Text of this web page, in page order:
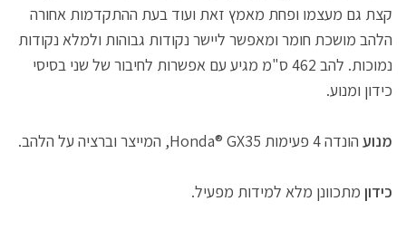
קצת גם מעצמו ופחת מאמץ זאת ועוד בעת ההתקדמות אחורה
הלהב מושכת חומר ומאפשר ליישר נקודות גבוהות ולמלא נקודות
נמוכות. להב 462 ס"מ מגיע עם אפשרות לחיבור של שני בסיסי
כידון ומנוע.
מנוע הונדה 4 פעימות Honda® GX35, המייצר וברציה על הלהב.
כידון מתכוונן מלא למידות מפעיל.